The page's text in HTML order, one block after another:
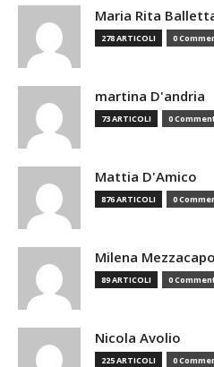
Maria Rita
278 ARTICOLI 0
martina D'andria
73 ARTICOLI 0
Mattia D'Amico
876 ARTICOLI 0
Milena Mezzacapo
89 ARTICOLI 0
Nicola Avolio
225 ARTICOLI 0